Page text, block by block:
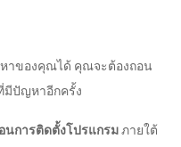
าของคุณได้ คุณจะต้องถอน
มีปัญหาอีกครั้ง
นการติดตั้งโปรแกรมภายใต้